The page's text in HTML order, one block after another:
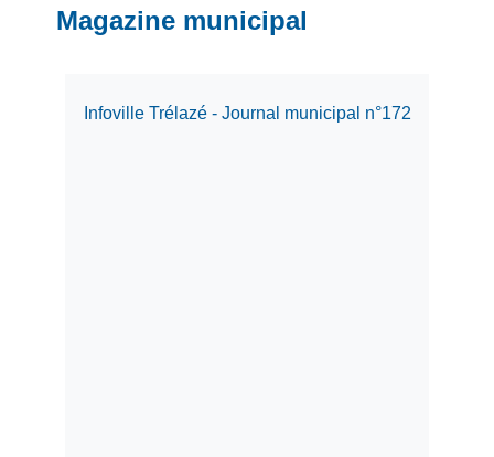
Magazine municipal
Infoville Trélazé - Journal municipal n°172